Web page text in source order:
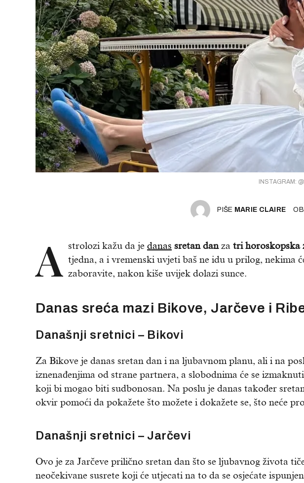
INSTAGRAM:
PIŠE MARIE CLAIRE
A strolozi kažu da je danas sretan danza tri horoskopska
tjedna, a i vremenski uvjeti baš ne idu u prilog, nekima
zaboravite, nakon kiše uvijek dolazi sunce.
Danas sreća mazi Bikove, Jarčeve i
Današnji sretnici – Bikovi
Za Bikove je danas sretan dan i na ljubavnom planu, ali i na
iznenađenjima od strane partnera, a slobodnima će se
koji bi mogao biti sudbonosan. Na poslu je danas također
okvir pomoći da pokažete što možete i dokažete se, što neće
Današnji sretnici – Jarčevi
Ovo je za Jarčeve prilično sretan dan što se ljubavnog života
neočekivane susrete koji će utjecati na to da se osjećate